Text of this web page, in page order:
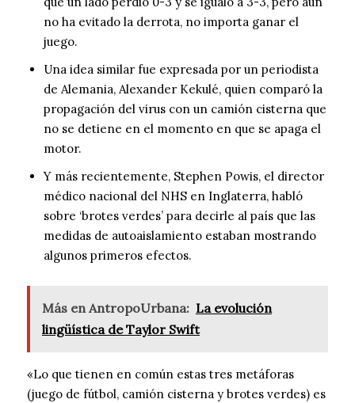
no ha evitado la derrota, no importa ganar el
juego.
Una idea similar fue expresada por un periodista
de Alemania, Alexander Kekulé, quien comparó la
propagación del virus con un camión cisterna que
no se detiene en el momento en que se apaga el
motor.
Y más recientemente, Stephen Powis, el director
médico nacional del NHS en Inglaterra, habló
sobre ‘brotes verdes’ para decirle al país que las
medidas de autoaislamiento estaban mostrando
algunos primeros efectos.
Más en AntropoUrbana: La evolución
lingüística de Taylor Swift
«Lo que tienen en común estas tres metáforas
(juego de fútbol, ​​camión cisterna y brotes verdes) es